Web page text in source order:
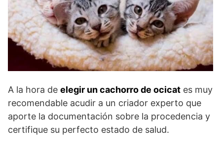
A la hora de elegir un cachorro de ocicat es muy
recomendable acudir a un criador experto que
aporte la documentación sobre la procedencia y
certifique su perfecto estado de salud.